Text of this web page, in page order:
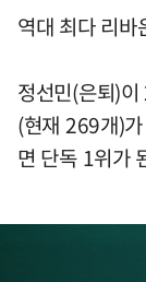
역대 최다 리
정선민(은퇴)
(현재 269개)
면 단독 1위가